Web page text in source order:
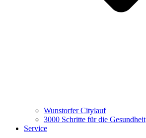
Wunstorfer Citylauf
3000 Schritte für die Gesundheit
Service